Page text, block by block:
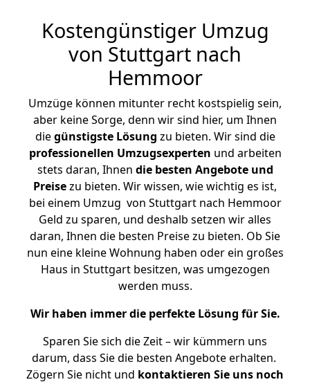
Kostengünstiger Umzug
von Stuttgart nach
Hemmoor
Umzüge können mitunter recht kostspielig sein,
aber keine Sorge, denn wir sind hier, um Ihnen
diegünstigste Lösung zu bieten. Wir sind die
professionellen Umzugsexperten und arbeiten
stets daran, Ihnen die besten Angebote und
Preisezu bieten. Wir wissen, wie wichtig es ist,
bei einem Umzug von Stuttgart nach Hemmoor
Geld zu sparen, und deshalb setzen wir alles
daran, Ihnen die besten Preise zu bieten. Ob Sie
nun eine kleine Wohnung haben oder ein großes
Haus in Stuttgart besitzen, was umgezogen
werden muss.
Wir haben immer die perfekte Lösung für Sie.
Sparen Sie sich die Zeit – wir kümmern uns
darum, dass Sie die besten Angebote erhalten.
Zögern Sie nicht und kontaktieren Sie uns noch